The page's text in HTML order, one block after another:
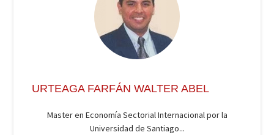
URTEAGA FARFÁN WALTER ABEL
Master en Economía Sectorial Internacional por la
Universidad de Santiago...